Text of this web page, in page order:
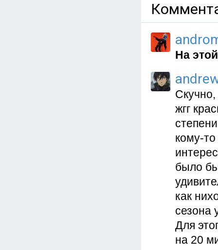
На
жгг
кому-
было
как
сезона
Для
на 20